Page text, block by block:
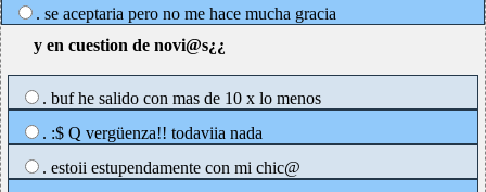
. se aceptaria pero no me hace mucha gracia
y en cuestion de novi@s¿¿
. buf he salido con mas de 10 x lo menos
. :$ Q vergüenza!! todaviia nada
. estoii estupendamente con mi chic@